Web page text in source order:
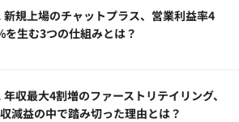
新規上場のチャットプラス、営業利益率4
を生む3つの仕組みとは？
年収最大4割増のファーストリテイリング、
減益の中で踏み切った理由とは？